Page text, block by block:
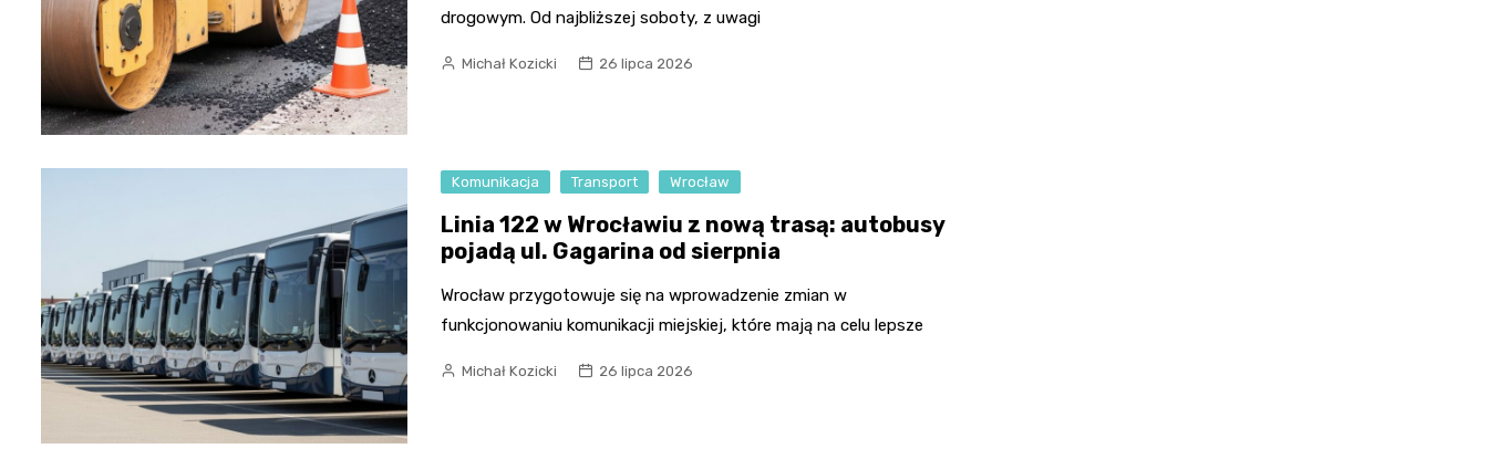
drogowym. Od najbliższej soboty, z uwagi
Michał Kozicki 26 lipca 2026
Komunikacja Transport Wrocław
Linia 122 w Wrocławiu z nową trasą: autobusy
pojadą ul. Gagarina od sierpnia
Wrocław przygotowuje się na wprowadzenie zmian w
funkcjonowaniu komunikacji miejskiej, które mają na celu lepsze
Michał Kozicki 26 lipca 2026